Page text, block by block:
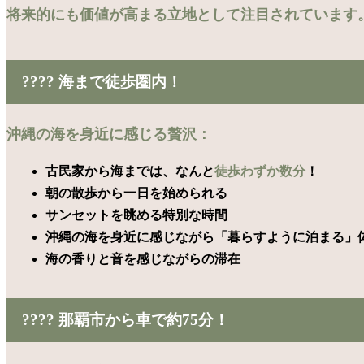
将来的にも価値が高まる立地として注目されています
????️ 海まで徒歩圏内！
沖縄の海を身近に感じる贅沢：
古民家から海までは、なんと徒歩わずか数分 ！
朝の散歩から一日を始められる
サンセットを眺める特別な時間
沖縄の海を身近に感じながら「暮らすように泊まる」
海の香りと音を感じながらの滞在
???? 那覇市から車で約75分！